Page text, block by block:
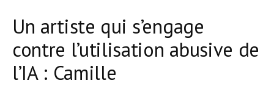
Un artiste qui s’engage
contre l’utilisation abusive de
l’IA : Camille